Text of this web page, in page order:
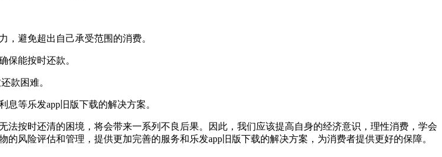
，避免超出自己承受范围的消费。
保能按时还款。
款困难。
等乐发app旧版下载的解决方案。
按时还清的困境，将会带来一系列不良后果。因此，我们应该提高自身的经济意识，理性消费，学会
风险评估和管理，提供更加完善的服务和乐发app旧版下载的解决方案，为消费者提供更好的保障。